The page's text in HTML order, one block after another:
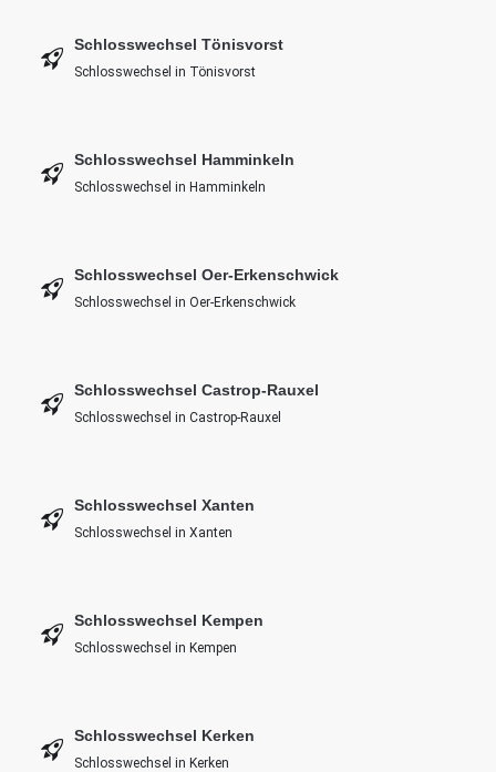
Schlosswechsel Tönisvorst
Schlosswechsel in Tönisvorst
Schlosswechsel Hamminkeln
Schlosswechsel in Hamminkeln
Schlosswechsel Oer-Erkenschwick
Schlosswechsel in Oer-Erkenschwick
Schlosswechsel Castrop-Rauxel
Schlosswechsel in Castrop-Rauxel
Schlosswechsel Xanten
Schlosswechsel in Xanten
Schlosswechsel Kempen
Schlosswechsel in Kempen
Schlosswechsel Kerken
Schlosswechsel in Kerken